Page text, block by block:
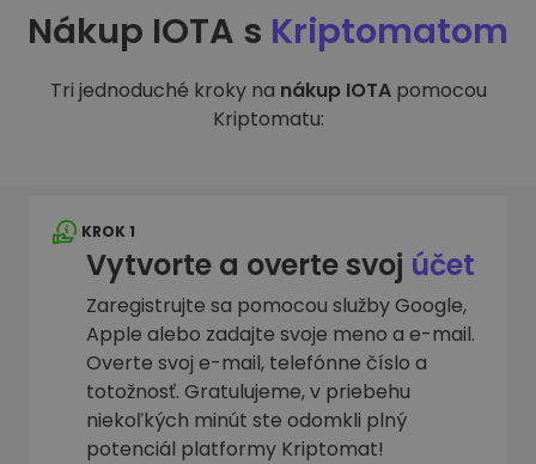
Nákup IOTA s Kriptomatom
Tri jednoduché kroky na nákup IOTApomocou
Kriptomatu:
KROK 1
Vytvorte a overte svoj účet
Zaregistrujte sa pomocou služby Google,
Apple alebo zadajte svoje meno a e-mail.
Overte svoj e-mail, telefónne číslo a
totožnosť. Gratulujeme, v priebehu
niekoľkých minút ste odomkli plný
potenciál platformy Kriptomat!